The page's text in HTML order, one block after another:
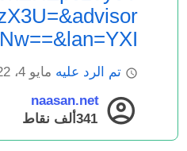
تم الرد عليه مايو 4، 2022
naasan.net
341ألف
نقاط